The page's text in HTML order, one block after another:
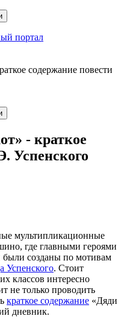
портал
содержание повести
- краткое
Успенского
мультипликационные
где главными героями
были созданы по мотивам
Успенского. Стоит
классов интересно
не только проводить
краткое содержание «Дяди
дневник.